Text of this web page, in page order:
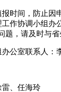
报时间，防止
作协调小组办
题，请及时与省
公室联系人：
、任海玲